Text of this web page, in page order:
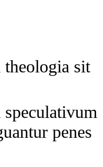
sit
penes